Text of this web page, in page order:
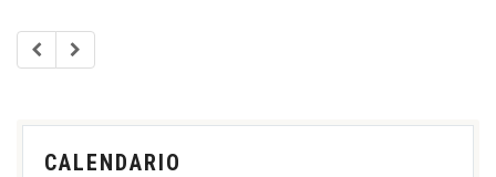
CALENDARIO